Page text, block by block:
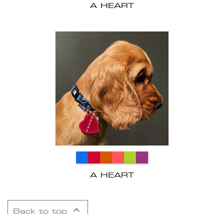
A HEART
A HEART
Back to top 